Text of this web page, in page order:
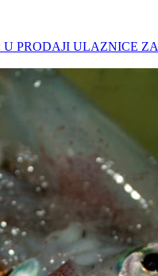
U PRODAJI ULAZNICE